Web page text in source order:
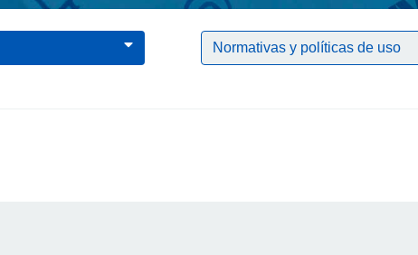
UVa Normativas y políticas de uso